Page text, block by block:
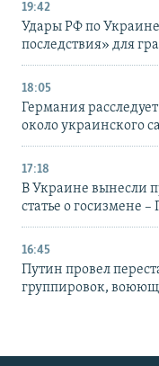
19:42
Удары РФ по
последствия» для
18:05
Германия
около украинского
17:18
В Украине вынесли
статье о госизмене
16:45
Путин провел
группировок,